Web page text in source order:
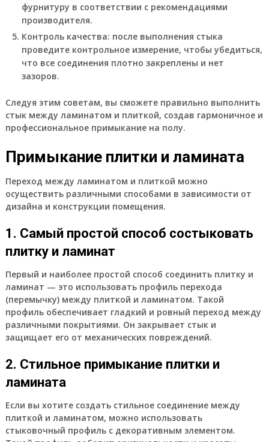
фурнитуру в соответствии с рекомендациями
производителя.
Контроль качества: после выполнения стыка
проведите контрольное измерение, чтобы убедиться,
что все соединения плотно закреплены и нет
зазоров.
Следуя этим советам, вы сможете правильно выполнить
стык между ламинатом и плиткой, создав гармоничное и
профессиональное примыкание на полу.
Примыкание плитки и ламината
Переход между ламинатом и плиткой можно
осуществить различными способами в зависимости от
дизайна и конструкции помещения.
1. Самый простой способ состыковать
плитку и ламинат
Первый и наиболее простой способ соединить плитку и
ламинат — это использовать профиль перехода
(перемычку) между плиткой и ламинатом. Такой
профиль обеспечивает гладкий и ровный переход между
различными покрытиями. Он закрывает стык и
защищает его от механических повреждений.
2. Стильное примыкание плитки и
ламината
Если вы хотите создать стильное соединение между
плиткой и ламинатом, можно использовать
стыковочный профиль с декоративным элементом.